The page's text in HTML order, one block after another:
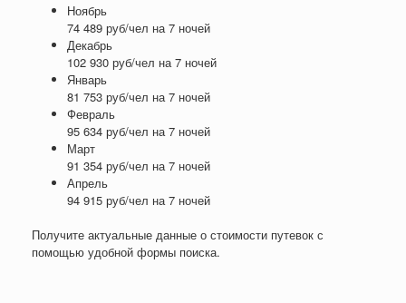
Ноябрь
74 489 руб/чел на 7 ночей
Декабрь
102 930 руб/чел на 7 ночей
Январь
81 753 руб/чел на 7 ночей
Февраль
95 634 руб/чел на 7 ночей
Март
91 354 руб/чел на 7 ночей
Апрель
94 915 руб/чел на 7 ночей
Получите актуальные данные о стоимости путевок с
помощью удобной формы поиска.